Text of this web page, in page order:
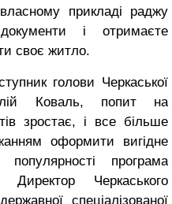
прикладі раджу
і отримаєте
своє житло.
голови Черкаської
Коваль, попит на
зростає, і все більше
оформити вигідне
популярності програма
Черкаського
спеціалізованої